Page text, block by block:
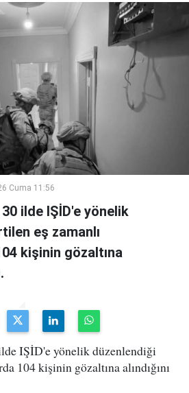
Cuma 11:56
30 ilde IŞİD'e yönelik
eş zamanlı
kişinin gözaltına
IŞİD'e yönelik düzenlendiği
104 kişinin gözaltına alındığını